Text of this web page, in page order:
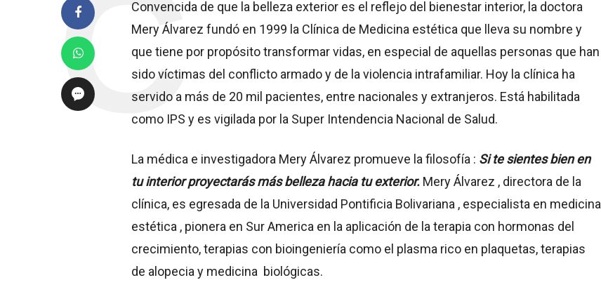
Convencida de que la belleza exterior es el reflejo del bienestar interior, la doctora
Mery Álvarez fundó en 1999 la Clínica de Medicina estética que lleva su nombre y
que tiene por propósito transformar vidas, en especial de aquellas personas que han
sido víctimas del conflicto armado y de la violencia intrafamiliar. Hoy la clínica ha
servido a más de 20 mil pacientes, entre nacionales y extranjeros. Está habilitada
como IPS y es vigilada por la Super Intendencia Nacional de Salud.
La médica e investigadora Mery Álvarez promueve la filosofía : Si te sientes bien en
tu interior proyectarás más belleza hacia tu exterior. Mery Álvarez , directora de la
clínica, es egresada de la Universidad Pontificia Bolivariana , especialista en medicina
estética , pionera en Sur America en la aplicación de la terapia con hormonas del
crecimiento, terapias con bioingeniería como el plasma rico en plaquetas, terapias
de alopecia y medicina biológicas.